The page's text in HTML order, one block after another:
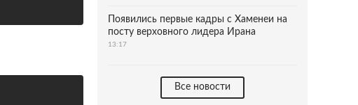
Появились первые кадры с Хаменеи на
посту верховного лидера Ирана
13:17
Все новости